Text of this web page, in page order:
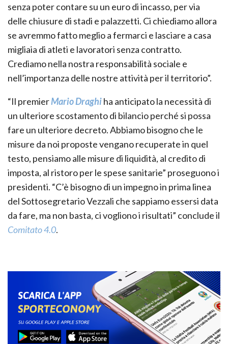
senza poter contare su un euro di incasso, per via
delle chiusure di stadi e palazzetti. Ci chiediamo allora
se avremmo fatto meglio a fermarci e lasciare a casa
migliaia di atleti e lavoratori senza contratto.
Crediamo nella nostra responsabilità sociale e
nell’importanza delle nostre attività per il territorio”.
“Il premierMario Draghiha anticipato la necessità di
un ulteriore scostamento di bilancio perché si possa
fare un ulteriore decreto. Abbiamo bisogno che le
misure da noi proposte vengano recuperate in quel
testo, pensiamo alle misure di liquidità, al credito di
imposta, al ristoro per le spese sanitarie” proseguono i
presidenti. “C’è bisogno di un impegno in prima linea
del Sottosegretario Vezzali che sappiamo essersi data
da fare, ma non basta, ci vogliono i risultati” conclude il
Comitato 4.0.